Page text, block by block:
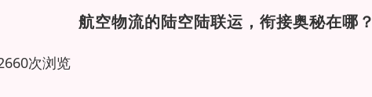
航空物流的陆空陆联运，衔接奥秘在哪？
次浏览